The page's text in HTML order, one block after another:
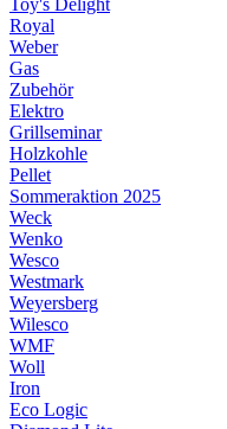
Toy's Delight
Royal
Weber
Gas
Zubehör
Elektro
Grillseminar
Holzkohle
Pellet
Sommeraktion 2025
Weck
Wenko
Wesco
Westmark
Weyersberg
Wilesco
WMF
Woll
Iron
Eco Logic